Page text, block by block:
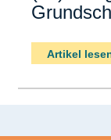
Artikel